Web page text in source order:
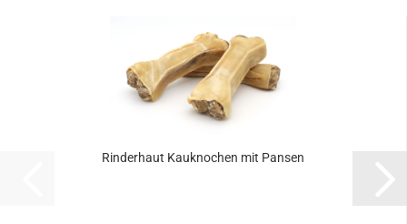
Rinderhaut Kauknochen mit Pansen